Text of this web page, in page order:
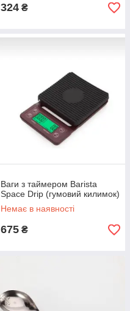
324 ₴
Ваги з таймером Barista
Space Drip (гумовий килимок)
Немає в наявності
675 ₴